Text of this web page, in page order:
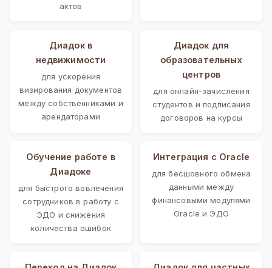
актов
Диадок в
недвижимости
для ускорения
визирования документов
между собственниками и
арендаторами
Диадок для
образовательных
центров
для онлайн-зачисления
студентов и подписания
договоров на курсы
Обучение работе в
Диадоке
для быстрого вовлечения
сотрудников в работу с
ЭДО и снижения
количества ошибок
Интеграция с Oracle
для бесшовного обмена
данными между
финансовыми модулями
Oracle и ЭДО